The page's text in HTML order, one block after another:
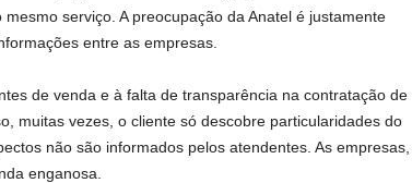
serviço. A preocupação da Anatel é justamente
entre as empresas.
de venda e à falta de transparência na contratação de
muitas vezes, o cliente só descobre particularidades do
não são informados pelos atendentes. As empresas,
enganosa.